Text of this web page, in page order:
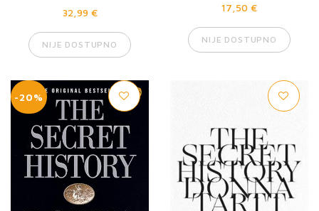
32,99 €
NIJE DOSTUPNO
17,50 €
NIJE DOSTUPNO
-20%